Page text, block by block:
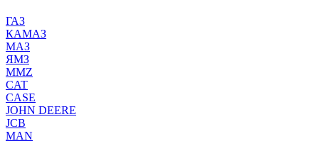
ГАЗ
КАМАЗ
МАЗ
ЯМЗ
MMZ
CAT
CASE
JOHN DEERE
JCB
MAN